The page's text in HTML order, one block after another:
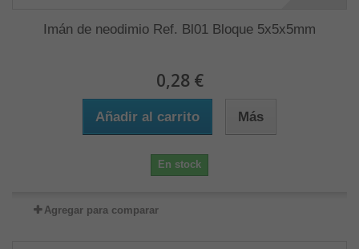
Imán de neodimio Ref. Bl01 Bloque 5x5x5mm
0,28 €
Añadir al carrito Más
En stock
Agregar para comparar